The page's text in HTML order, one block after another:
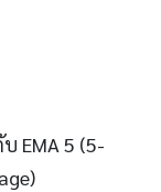
EMA 5 (5-